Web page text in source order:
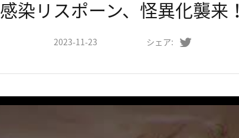
感染リスポーン、怪異化襲来！
2023-11-23 シェア: